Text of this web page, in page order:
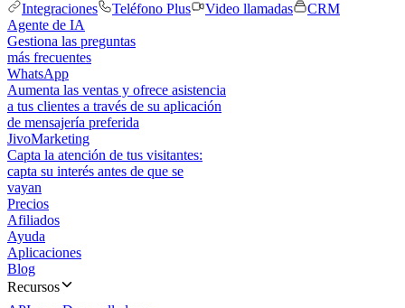
Integraciones
Teléfono Plus Video llamadas
CRM
Agente de IA
Gestiona las preguntas
más frecuentes
WhatsApp
Aumenta las ventas y ofrece asistencia
a tus clientes a través de su aplicación
de mensajería preferida
JivoMarketing
Capta la atención de tus visitantes:
capta su interés antes de que se
vayan
Precios
Afiliados
Ayuda
Aplicaciones
Blog
Recursos